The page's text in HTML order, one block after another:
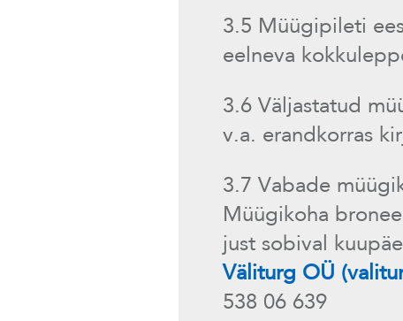
3.5 Müügipileti
eelneva
3.6 Väljastatud
v.a. erandkorras
3.7 Vabade
Müügikoha
just sobival
Väliturg OÜ
538 06 639